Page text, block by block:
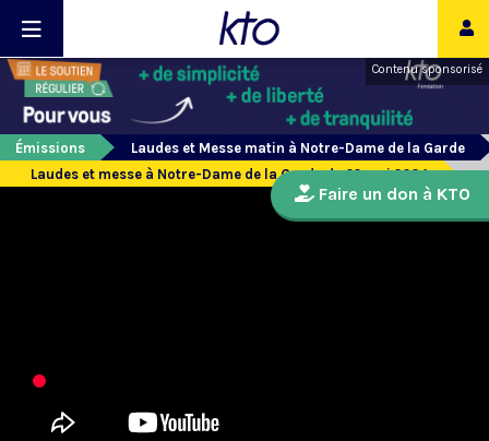
Contenu sponsorisé
Émissions
Laudes et Messe matin à Notre-Dame de la Garde
Laudes et messe à Notre-Dame de la Garde du 22 mai 2024
Faire un don à KTO